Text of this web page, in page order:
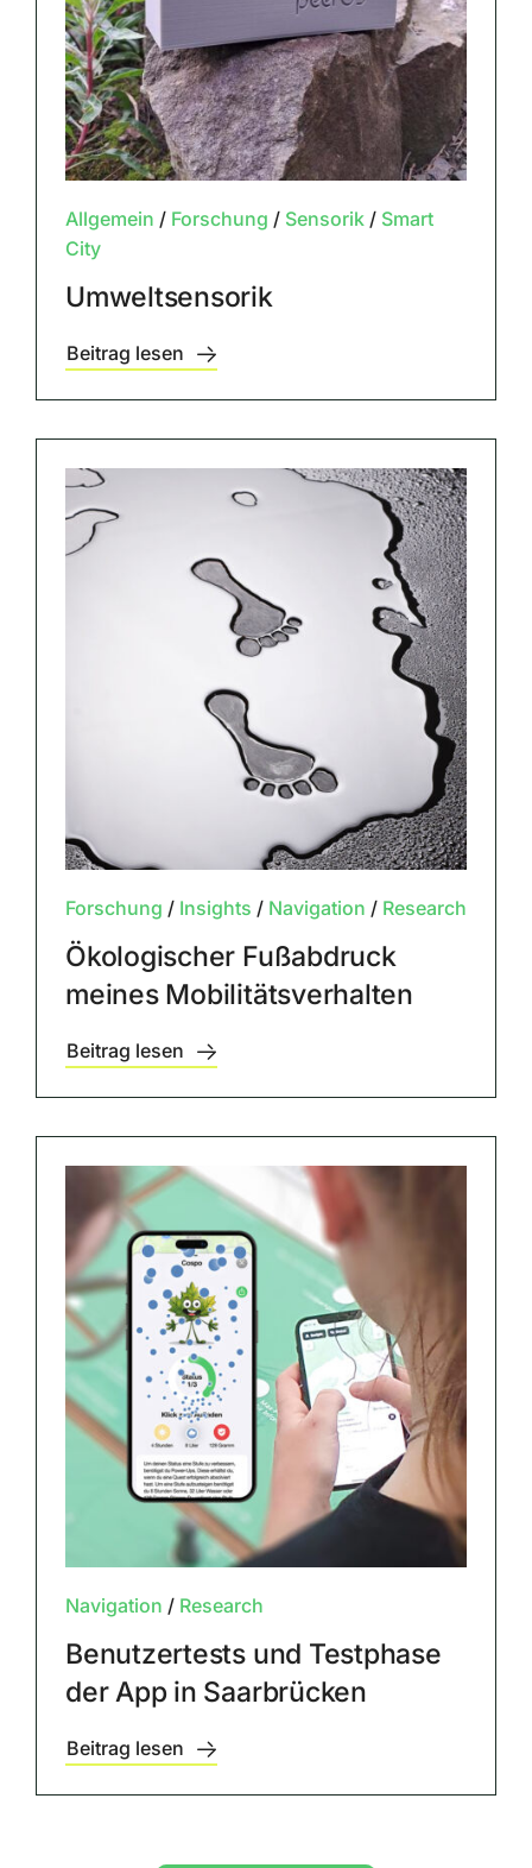
Allgemein / Forschung / Sensorik/ Smart
City
Umweltsensorik
Beitrag lesen
Forschung / Insights / Navigation / Research
Ökologischer Fußabdruck
meines Mobilitätsverhalten
Beitrag lesen
Navigation / Research
Benutzertests und Testphase
der App in Saarbrücken
Beitrag lesen